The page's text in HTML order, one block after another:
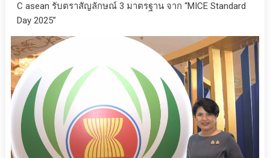
C asean รับตราสัญลักษณ์ 3 มาตรฐาน จาก “MICE Standard
Day 2025”